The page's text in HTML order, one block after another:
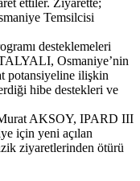
Temsilcisi
desteklemeleri
Osmaniye’nin
potansiyeline ilişkin
hibe destekleri ve
AKSOY, IPARD III
için yeni açılan
ziyaretlerinden ötürü